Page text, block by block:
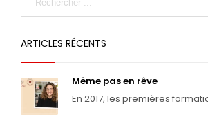
ARTICLES RÉCENTS
Même pas en rêve
En 2017, les premières